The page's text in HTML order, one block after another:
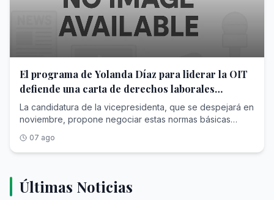
El programa de Yolanda Díaz para liderar la OIT
defiende una carta de derechos laborales
mínimos para todos los países
La candidatura de la vicepresidenta, que se despejará en
noviembre, propone negociar estas normas básicas
y trabajadores
07 ago
Últimas Noticias